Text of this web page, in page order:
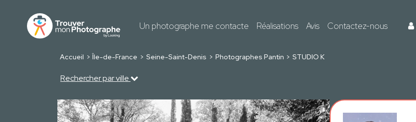
Un photographe me contacte Réalisations Avis Contactez-nous
Accueil Île-de-France Seine-Saint-Denis Photographes Pantin STUDIO K
Rechercher par ville